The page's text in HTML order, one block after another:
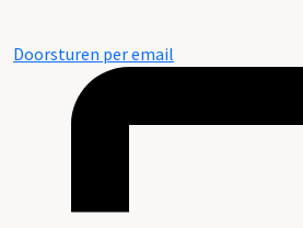
Doorsturen per email